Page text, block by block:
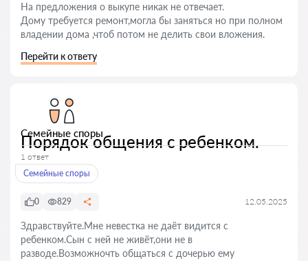
На предложения о выкупе никак не отвечает.
Дому требуется ремонт,могла бы заняться но при полном
владении дома ,чтоб потом не делить свои вложения.
Перейти к ответу
Семейные споры
Порядок общения с ребенком.
1 ответ
Семейные споры
0 829 12.05.2025
Здравствуйте.Мне невестка не даёт видится с
ребенком.Сын с ней не живёт,они не в
разводе.Возможночть общаться с дочерью ему